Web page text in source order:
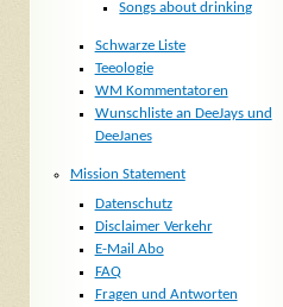
Songs about drinking
Schwarze Liste
Teeologie
WM Kommentatoren
Wunschliste an DeeJays und
DeeJanes
Mission Statement
Datenschutz
Disclaimer Verkehr
E-Mail Abo
FAQ
Fragen und Antworten